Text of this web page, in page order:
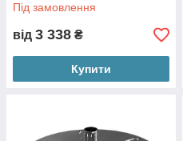
Під замовлення
від 3 338 ₴
Купити